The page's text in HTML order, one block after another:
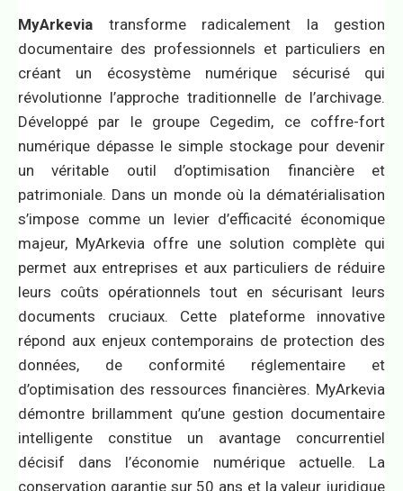
MyArkevia transforme radicalement la gestion
documentaire des professionnels et particuliers en
créant un écosystème numérique sécurisé qui
révolutionne l’approche traditionnelle de l’archivage.
Développé par le groupe Cegedim, ce coffre-fort
numérique dépasse le simple stockage pour devenir
un véritable outil d’optimisation financière et
patrimoniale. Dans un monde où la dématérialisation
s’impose comme un levier d’efficacité économique
majeur, MyArkevia offre une solution complète qui
permet aux entreprises et aux particuliers de réduire
leurs coûts opérationnels tout en sécurisant leurs
documents cruciaux. Cette plateforme innovative
répond aux enjeux contemporains de protection des
données, de conformité réglementaire et
d’optimisation des ressources financières. MyArkevia
démontre brillamment qu’une gestion documentaire
intelligente constitue un avantage concurrentiel
décisif dans l’économie numérique actuelle. La
conservation garantie sur 50 ans et la valeur juridique